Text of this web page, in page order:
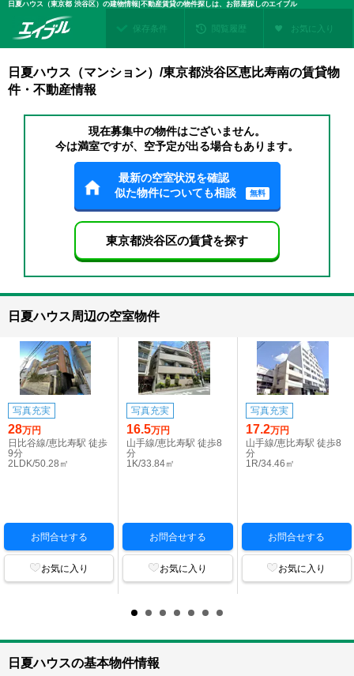
日夏ハウス（東京都 渋谷区）の建物情報|不動産賃貸の物件探しは、お部屋探しのエイブル
保存条件 閲覧履歴 お気に入り
日夏ハウス（マンション）/東京都渋谷区恵比寿南の賃貸物
件・不動産情報
現在募集中の物件はございません。
今は満室ですが、空予定が出る場合もあります。
最新の空室状況を確認
似た物件についても相談
無料
東京都渋谷区の賃貸を探す
日夏ハウス周辺の空室物件
写真充実
28万円
日比谷線/恵比寿駅 徒歩
9分
2LDK/50.28㎡
お問合せする
お気に入り
写真充実
16.5万円
山手線/恵比寿駅 徒歩8
分
1K/33.84㎡
お問合せする
お気に入り
写真充実
17.2万円
山手線/恵比寿駅 徒歩8
分
1R/34.46㎡
お問合せする
お気に入り
日夏ハウスの基本物件情報